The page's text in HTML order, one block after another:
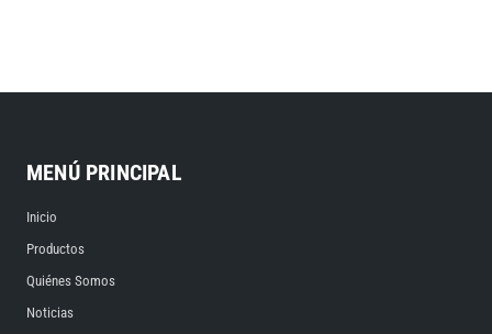
MENÚ PRINCIPAL
Inicio
Productos
Quiénes Somos
Noticias